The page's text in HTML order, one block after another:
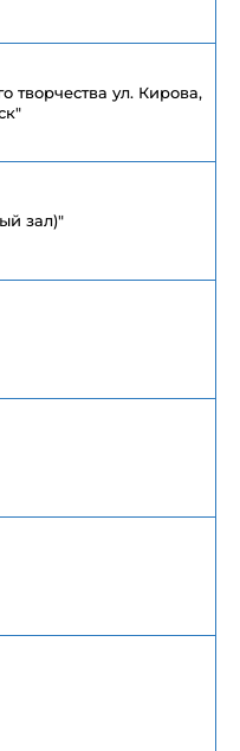
творчества ул. Кирова,
зал)"